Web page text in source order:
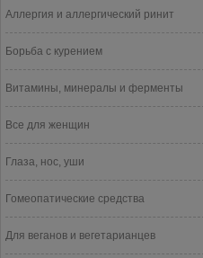
Аллергия и аллергический ринит
Борьба с курением
Витамины, минералы и ферменты
Все для женщин
Глаза, нос, уши
Гомеопатические средства
Для веганов и вегетарианцев